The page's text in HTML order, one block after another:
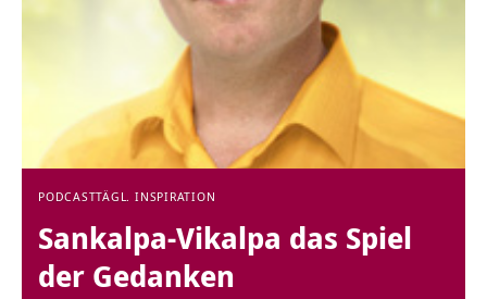
PODCASTTÄGL. INSPIRATION
Sankalpa-Vikalpa das Spiel
der Gedanken